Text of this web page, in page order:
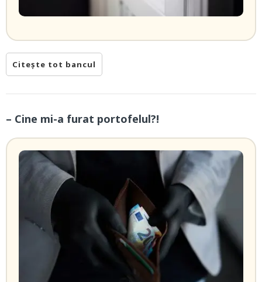
Citește tot bancul
– Cine mi-a furat portofelul?!